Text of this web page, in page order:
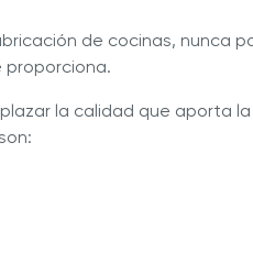
de cocinas, nunca
proporciona.
la calidad que aporta